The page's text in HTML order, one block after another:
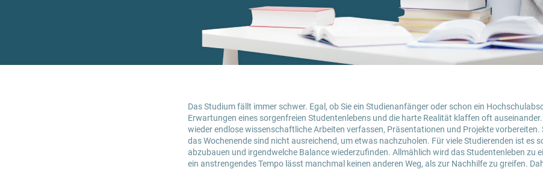
Das Studium fällt immer schwer. Egal, ob Sie ein Studienanfänger oder schon ein
Erwartungen eines sorgenfreien Studentenlebens und die harte Realität klaffen oft
wieder endlose wissenschaftliche Arbeiten verfassen, Präsentationen und Projekte vorbereiten.
das Wochenende sind nicht ausreichend, um etwas nachzuholen. Für viele Studierenden ist es
abzubauen und irgendwelche Balance wiederzufinden. Allmählich wird das Studentenleben zu
ein anstrengendes Tempo lässt manchmal keinen anderen Weg, als zur Nachhilfe zu greifen.